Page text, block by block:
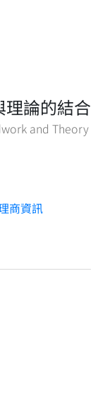
論的結合
and Theory
商資訊